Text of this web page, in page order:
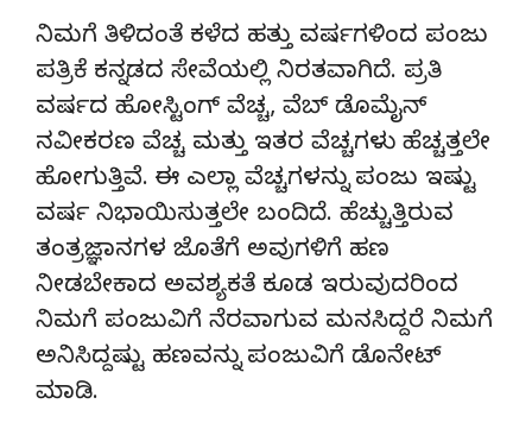
ನಿಮಗೆ ತಿಳಿದಂತೆ ಕಳೆದ ಹತ್ತು ವರ್ಷಗಳಿಂದ ಪಂಜು
ಪತ್ರಿಕೆ ಕನ್ನಡದ ಸೇವೆಯಲ್ಲಿ ನಿರತವಾಗಿದೆ. ಪ್ರತಿ
ವರ್ಷದ ಹೋಸ್ಟಿಂಗ್‌ ವೆಚ್ಚ, ವೆಬ್‌ ಡೊಮೈನ್‌
ನವೀಕರಣ ವೆಚ್ಚ ಮತ್ತು ಇತರ ವೆಚ್ಚಗಳು ಹೆಚ್ಚತ್ತಲೇ
ಹೋಗುತ್ತಿವೆ. ಈ ಎಲ್ಲಾ ವೆಚ್ಚಗಳನ್ನು ಪಂಜು ಇಷ್ಟು
ವರ್ಷ ನಿಭಾಯಿಸುತ್ತಲೇ ಬಂದಿದೆ. ಹೆಚ್ಚುತ್ತಿರುವ
ತಂತ್ರಜ್ಞಾನಗಳ ಜೊತೆಗೆ ಅವುಗಳಿಗೆ ಹಣ
ನೀಡಬೇಕಾದ ಅವಶ್ಯಕತೆ ಕೂಡ ಇರುವುದರಿಂದ
ನಿಮಗೆ ಪಂಜುವಿಗೆ ನೆರವಾಗುವ ಮನಸಿದ್ದರೆ ನಿಮಗೆ
ಅನಿಸಿದ್ದಷ್ಟು ಹಣವನ್ನು ಪಂಜುವಿಗೆ ಡೊನೇಟ್‌
ಮಾಡಿ.